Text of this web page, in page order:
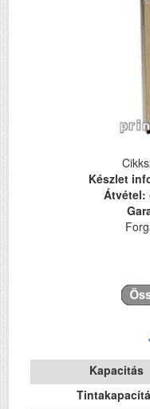
Készlet
Átvétel:
Kapacitás